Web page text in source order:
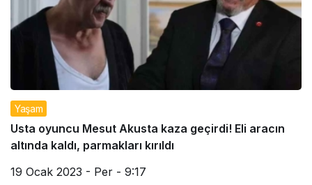
Yaşam
Usta oyuncu Mesut Akusta kaza geçirdi! Eli aracın
altında kaldı, parmakları kırıldı
19 Ocak 2023 - Per - 9:17